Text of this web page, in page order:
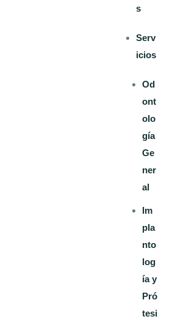
s
Serv
icios
Od
ont
olo
gía
Ge
ner
al
Im
pla
nto
log
ía y
Pró
tesi